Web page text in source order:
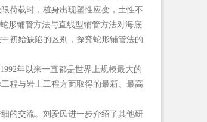
荷载时，桩身出现塑性应变，土性不
形铺管方法与直线型铺管方法对海底
初始缺陷的区别，探究蛇形铺管法的
年以来一直都是世界上规模最大的
程与岩土工程方面取得的最新、最高
的交流。刘爱民进一步介绍了其他研